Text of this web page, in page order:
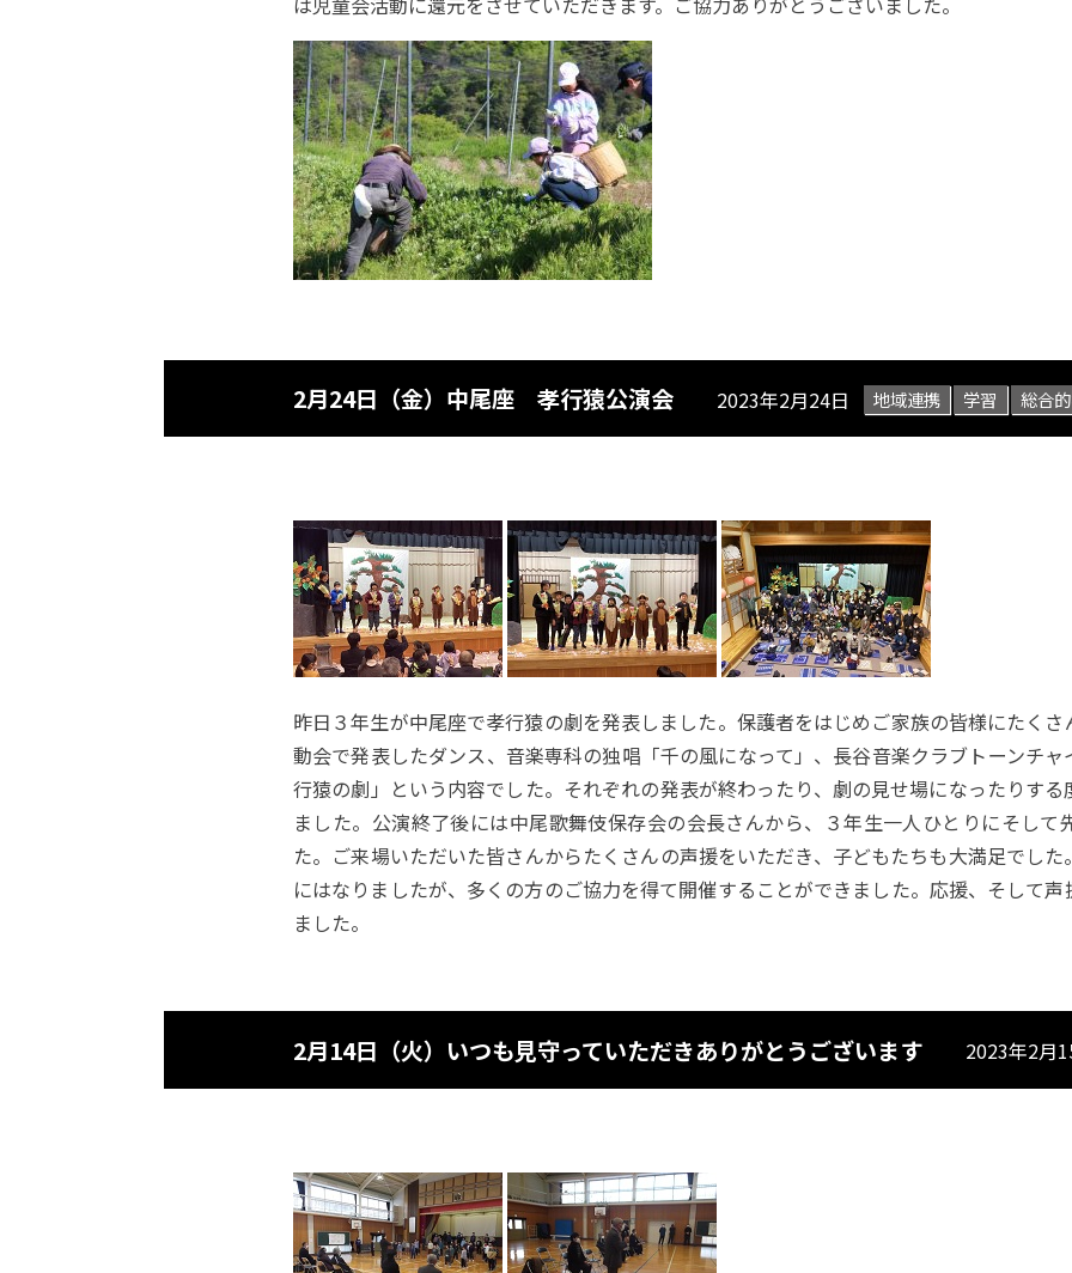
2月24日（金）中尾座 孝行猿公演会 2023年2月24日 地域連携 学習 総合
昨日３年生が中尾座で孝行猿の劇を発表しました。保護者をはじめご家族の皆様にたく
動会で発表したダンス、音楽専科の独唱「千の風になって」、長谷音楽クラブトーンチ
行猿の劇」という内容でした。それぞれの発表が終わったり、劇の見せ場になったりす
ました。公演終了後には中尾歌舞伎保存会の会長さんから、３年生一人ひとりにそして
た。ご来場いただいた皆さんからたくさんの声援をいただき、子どもたちも大満足でし
にはなりましたが、多くの方のご協力を得て開催することができました。応援、そして
ました。
2月14日（火）いつも見守っていただきありがとうございます 2023年2月